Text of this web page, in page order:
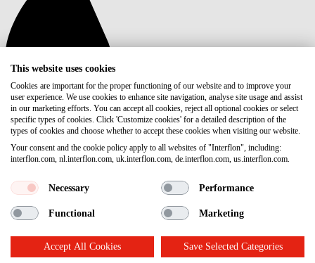
This website uses cookies
Cookies are important for the proper functioning of our website and to improve your
user experience. We use cookies to enhance site navigation, analyse site usage and assist
in our marketing efforts. You can accept all cookies, reject all optional cookies or select
specific types of cookies. Click 'Customize cookies' for a detailed description of the
types of cookies and choose whether to accept these cookies when visiting our website.
Your consent and the cookie policy apply to all websites of "Interflon", including:
interflon.com, nl.interflon.com, uk.interflon.com, de.interflon.com, us.interflon.com.
Necessary Performance
Functional Marketing
Accept All Cookies Save Selected Categories